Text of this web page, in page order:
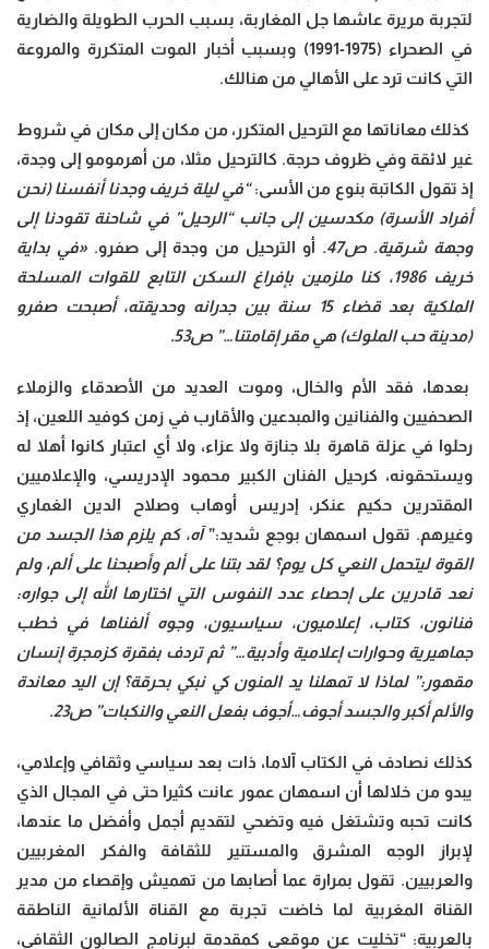
لتجربة مريرة عاشها جل المغاربة، بسبب الحرب الطويلة والضارية
في الصحراء (1975-1991) وبسبب أخبار الموت المتكررة والمروعة
التي كانت ترد على الأهالي من هنالك.
كذلك معاناتها مع الترحيل المتكرر، من مكان إلى مكان في شروط
غير لائقة وفي ظروف حرجة. كالترحيل مثلا، من أهرمومو إلى وجدة،
إذ تقول الكاتبة بنوع من الأسى:“في ليلة خريف وجدنا أنفسنا (نحن
أفراد الأسرة) مكدسين إلى جانب “الرحيل” في شاحنة تقودنا إلى
وجهة شرقية. ص47.
أو الترحيل من وجدة إلى صفرو. «في بداية
خريف 1986، كنا ملزمين بإفراغ السكن التابع للقوات المسلحة
الملكية بعد قضاء 15 سنة بين جدرانه وحديقته، أصبحت صفرو
(مدينة حب الملوك) هي مقر إقامتنا…” ص53.
بعدها، فقد الأم والخال، وموت العديد من الأصدقاء والزملاء
الصحفيين والفنانين والمبدعين والأقارب في زمن كوفيد اللعين، إذ
رحلوا في عزلة قاهرة بلا جنازة ولا عزاء، ولا أي اعتبار كانوا أهلا له
ويستحقونه، كرحيل الفنان الكبير محمود الإدريسي، والإعلاميين
المقتدرين حكيم عنكر، إدريس أوهاب وصلاح الدين الغماري
وغيرهم. تقول اسمهان بوجع شديد:”آه، كم يلزم هذا الجسد من
القوة ليتحمل النعي كل يوم؟ لقد بتنا على ألم وأصبحنا على ألم، ولم
نعد قادرين على إحصاء عدد النفوس التي اختارها الله إلى جواره:
فنانون، كتاب، إعلاميون، سياسيون، وجوه ألفناها في خطب
جماهيرية وحوارات إعلامية وأدبية…” ثم تردف بفقرة كزمجرة إنسان
مقهور:” لماذا لا تمهلنا يد المنون كي نبكي بحرقة؟ إن اليد معاندة
والألم أكبر والجسد أجوف…أجوف بفعل النعي والنكبات” ص23.
كذلك نصادف في الكتاب آلاما، ذات بعد سياسي وثقافي وإعلامي،
يبدو من خلالها أن اسمهان عمور عانت كثيرا حتى في المجال الذي
كانت تحبه وتشتغل فيه وتضحي لتقديم أجمل وأفضل ما عندها،
لإبراز الوجه المشرق والمستنير للثقافة والفكر المغربيين
والعربيين. تقول بمرارة عما أصابها من تهميش وإقصاء من مدير
القناة المغربية لما خاضت تجربة مع القناة الألمانية الناطقة
بالعربية: “تخليت عن موقعي كمقدمة لبرنامج الصالون الثقافي،